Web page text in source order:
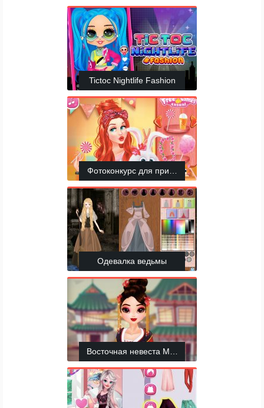
Tictoc Nightlife Fashion
Фотоконкурс для принцесс и питомцев
Одевалка ведьмы
Восточная невеста Мулан